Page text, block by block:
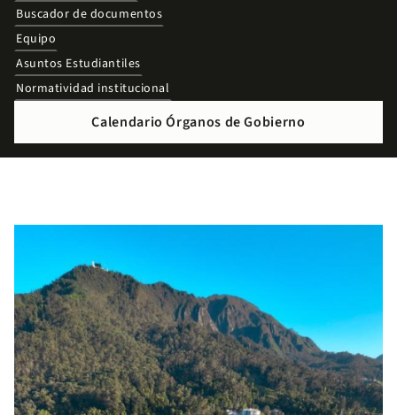
Buscador de documentos
Equipo
Asuntos Estudiantiles
Normatividad institucional
Calendario Órganos de Gobierno